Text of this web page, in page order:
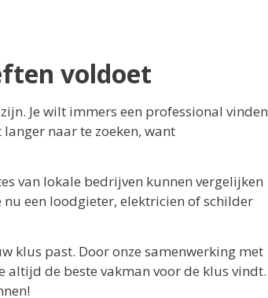
voldoet
Je wilt immers een professional vinden
naar te zoeken, want
van lokale bedrijven kunnen vergelijken
nu een loodgieter, elektricien of schilder
klus past. Door onze samenwerking met
de beste vakman voor de klus vindt.